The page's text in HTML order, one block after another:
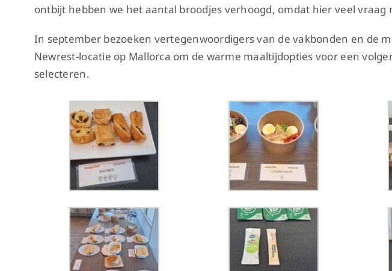
ontbijt hebben we het aantal broodjes verhoogd, omdat hier veel vraag
In september bezoeken vertegenwoordigers van de vakbonden en de
Newrest-locatie op Mallorca om de warme maaltijdopties voor een
selecteren.